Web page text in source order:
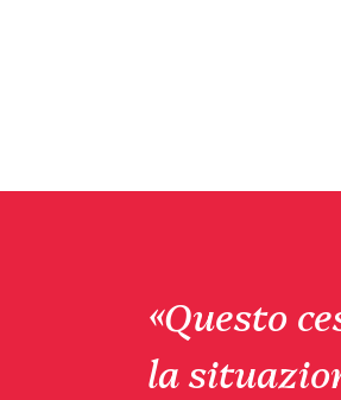
«Questo
la